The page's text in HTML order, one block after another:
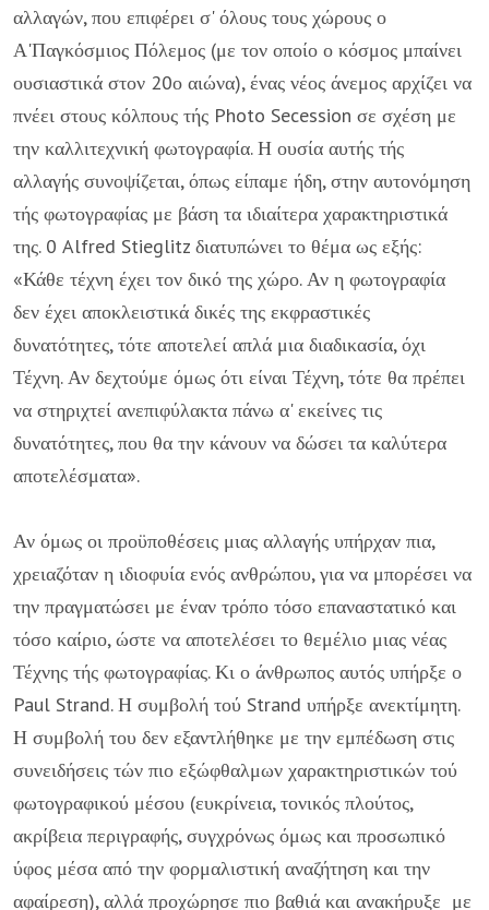
αλλαγών, που επιφέρει σ' όλους τους χώρους ο
Α'Παγκόσμιος Πόλεμος (με τον οποίο ο κόσμος μπαίνει
ουσιαστικά στον 20ο αιώνα), ένας νέος άνεμος αρχίζει να
πνέει στους κόλπους τής Photo Secession σε σχέση με
την καλλιτεχνική φωτογραφία. Η ουσία αυτής τής
αλλαγής συνο­ψίζεται, όπως είπαμε ήδη, στην αυτονόμηση
τής φωτογραφίας με βάση τα ιδιαί­τερα χαρακτηριστικά
της. 0 Alfred Stieglitz διατυπώνει το θέμα ως εξής:
«Κάθε τέχνη έχει τον δικό της χώρο. Αν η φωτογραφία
δεν έχει αποκλειστικά δικές της εκφραστικές
δυνατότητες, τότε αποτελεί απλά μια διαδικασία, όχι
Τέχνη. Αν δε­χτούμε όμως ότι είναι Τέχνη, τότε θα πρέπει
να στηριχτεί ανεπιφύλακτα πάνω α' εκείνες τις
δυνατότητες, που θα την κάνουν να δώσει τα καλύτερα
αποτε­λέσματα».
Αν όμως οι προϋποθέσεις μιας αλλαγής υπήρχαν πια,
χρειαζόταν η ιδιοφυία ενός ανθρώπου, για να μπορέσει να
την πραγματώσει με έναν τρόπο τόσο επα­ναστατικό και
τόσο καίριο, ώστε να αποτελέσει το θεμέλιο μιας νέας
Τέχνης τής φωτογραφίας. Κι ο άνθρωπος αυτός υπήρξε ο
Paul Strand. Η συμβολή τού Strand υπήρξε ανεκτίμητη.
Η συμβολή του δεν εξαντλήθηκε με την εμπέδωση στις
συνειδήσεις τών πιο εξώφθαλμων χαρακτηριστικών τού
φωτογραφικού μέ­σου (ευκρίνεια, τονικός πλούτος,
ακρίβεια περιγραφής, συγχρόνως όμως και προσωπικό
ύφος μέσα από την φορμαλιστική αναζήτηση και την
αφαίρεση), αλ­λά προχώρησε πιο βαθιά και ανακήρυξε με